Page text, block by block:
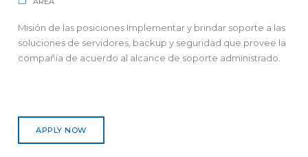
Misión de las posiciones Implementar y brindar soporte a las
soluciones de servidores, backup y seguridad que provee la
compañía de acuerdo al alcance de soporte administrado.
APPLY NOW